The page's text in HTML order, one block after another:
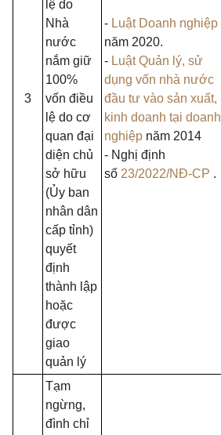
3
lệ do
Nhà
nước
nắm giữ
100%
vốn điều
lệ do cơ
quan đại
diện chủ
sở hữu
(Ủy ban
nhân dân
cấp tỉnh)
quyết
định
thành lập
hoặc
được
giao
quản lý
- Luật Doanh nghiệp
năm 2020.
- Luật Quản lý, sử
dụng vốn nhà nước
đầu tư vào sản xuất,
kinh doanh tại doanh
nghiệp năm 2014
- Nghị định
số 23/2022/NĐ-CP .
Tạm
ngừng,
đình chỉ